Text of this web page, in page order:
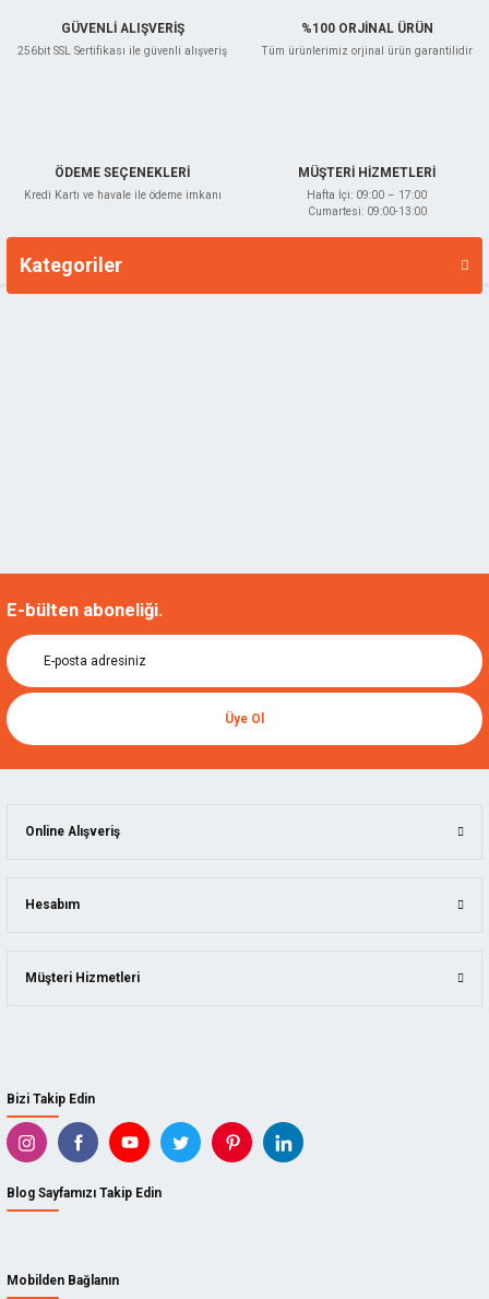
Kirschen
GÜVENLİ ALIŞVERİŞ
256bit SSL Sertifikası ile güvenli alışveriş
%100 ORJİNAL ÜRÜN
Tüm ürünlerimiz orjinal ürün garantilidir
ÖDEME SEÇENEKLERİ
Kredi Kartı ve havale ile ödeme imkanı
MÜŞTERİ HİZMETLERİ
Hafta İçi: 09:00 – 17:00
Cumartesi: 09:00-13:00
Kategoriler
Markalar
E-bülten aboneliği.
Üye Ol
Bizi Takip Edin
Blog Sayfamızı Takip Edin
Mobilden Bağlanın
Online Alışveriş
Hesabım
Müşteri Hizmetleri